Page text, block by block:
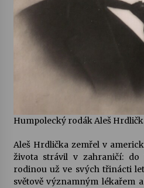
Humpolecký rodák Aleš
Aleš Hrdlička zemřel v
života strávil v zahraničí: do
rodinou už ve svých třinácti
světově významným lékařem